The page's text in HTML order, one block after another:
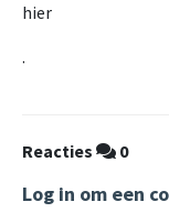
hier
.
Reacties 0
Log in om een